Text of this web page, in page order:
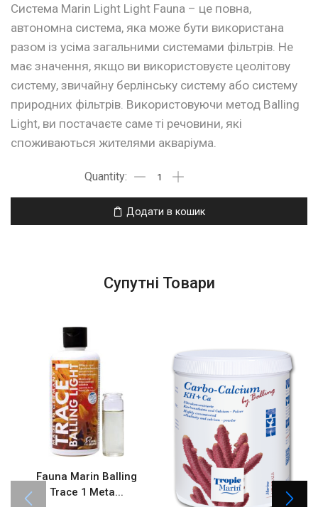
Система Marin Light Light Fauna – це повна,
автономна система, яка може бути використана
разом із усіма загальними системами фільтрів. Не
має значення, якщо ви використовуєте цеолітову
систему, звичайну берлінську систему або систему
природних фільтрів. Використовуючи метод Balling
Light, ви постачаєте саме ті речовини, які
споживаються жителями акваріума.
Додати в кошик
Супутні Товари
Fauna Marin Balling
Trace 1 Meta...